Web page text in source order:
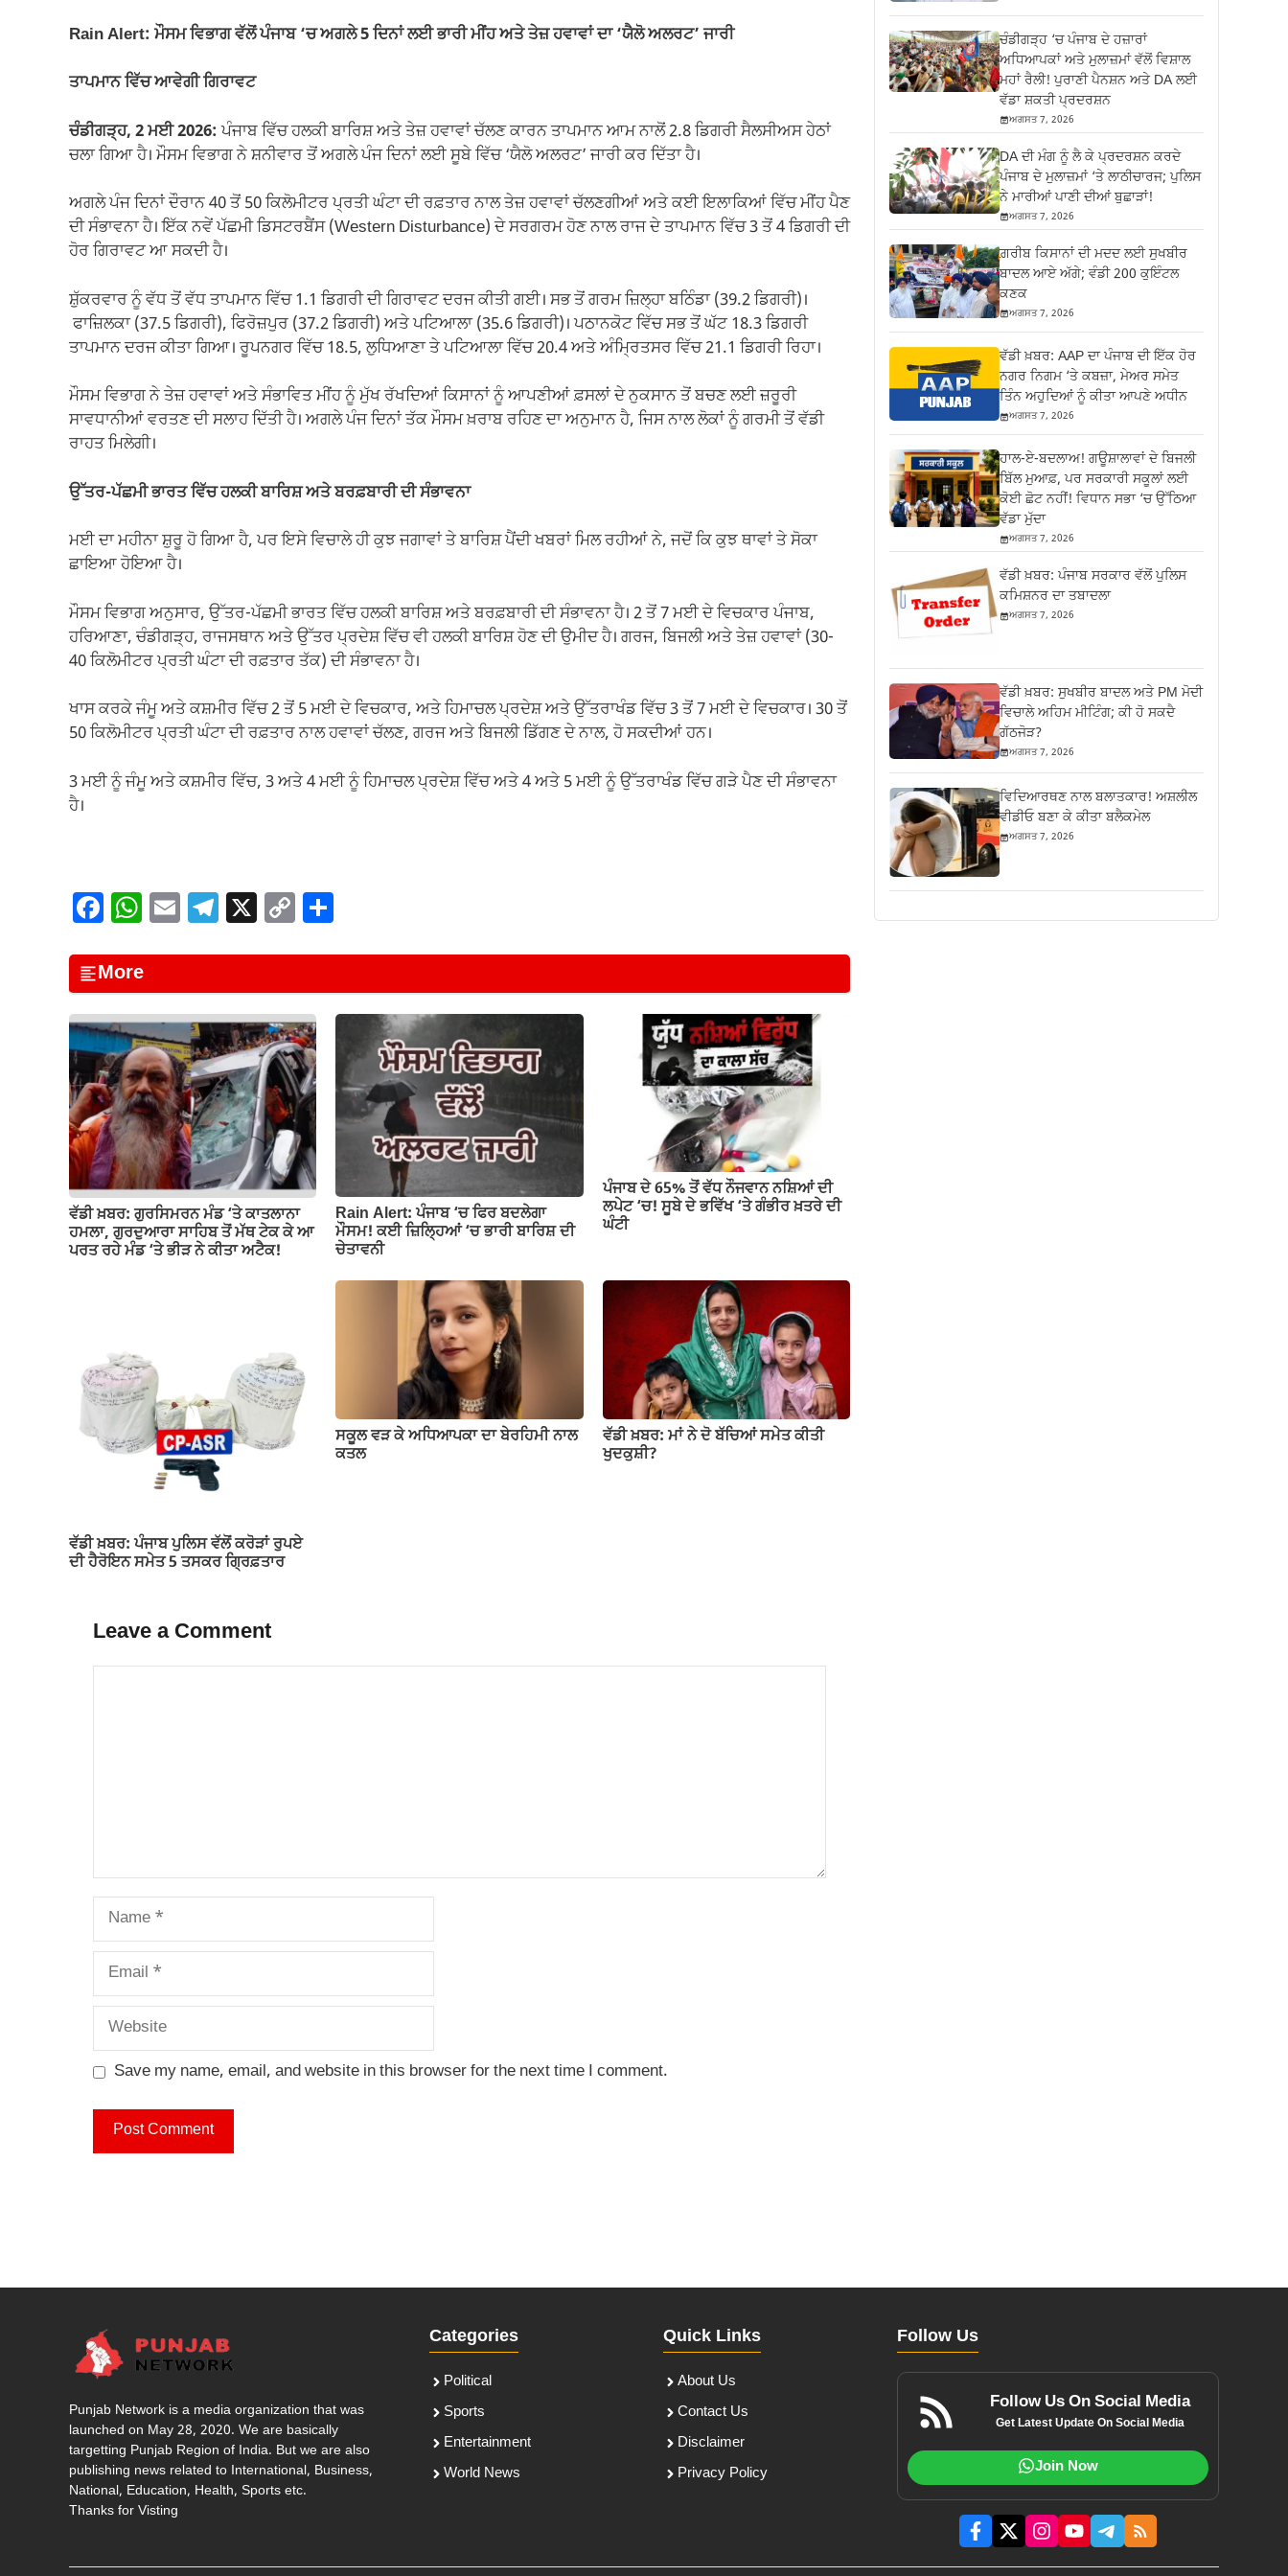
e
o
o
k
s
p
p
gr
m
y
k
e
Rain Alert: ਮੌਸਮ ਵਿਭਾਗ ਵੱਲੋਂ ਪੰਜਾਬ ‘ਚ ਅਗਲੇ 5 ਦਿਨਾਂ ਲਈ ਭਾਰੀ ਮੀਂਹ ਅਤੇ ਤੇਜ਼ ਹਵਾਵਾਂ ਦਾ ‘ਯੈਲੋ ਅਲਰਟ’ ਜਾਰੀ
ਤਾਪਮਾਨ ਵਿੱਚ ਆਵੇਗੀ ਗਿਰਾਵਟ
ਚੰਡੀਗੜ੍ਹ, 2 ਮਈ 2026:ਪੰਜਾਬ ਵਿੱਚ ਹਲਕੀ ਬਾਰਿਸ਼ ਅਤੇ ਤੇਜ਼ ਹਵਾਵਾਂ ਚੱਲਣ ਕਾਰਨ ਤਾਪਮਾਨ ਆਮ ਨਾਲੋਂ 2.8 ਡਿਗਰੀ ਸੈਲਸੀਅਸ ਹੇਠਾਂ
ਚਲਾ ਗਿਆ ਹੈ। ਮੌਸਮ ਵਿਭਾਗ ਨੇ ਸ਼ਨੀਵਾਰ ਤੋਂ ਅਗਲੇ ਪੰਜ ਦਿਨਾਂ ਲਈ ਸੂਬੇ ਵਿੱਚ ‘ਯੈਲੋ ਅਲਰਟ’ ਜਾਰੀ ਕਰ ਦਿੱਤਾ ਹੈ।
ਅਗਲੇ ਪੰਜ ਦਿਨਾਂ ਦੌਰਾਨ 40 ਤੋਂ 50 ਕਿਲੋਮੀਟਰ ਪ੍ਰਤੀ ਘੰਟਾ ਦੀ ਰਫ਼ਤਾਰ ਨਾਲ ਤੇਜ਼ ਹਵਾਵਾਂ ਚੱਲਣਗੀਆਂ ਅਤੇ ਕਈ ਇਲਾਕਿਆਂ ਵਿੱਚ ਮੀਂਹ ਪੈਣ
ਦੀ ਸੰਭਾਵਨਾ ਹੈ। ਇੱਕ ਨਵੇਂ ਪੱਛਮੀ ਡਿਸਟਰਬੈਂਸ (Western Disturbance) ਦੇ ਸਰਗਰਮ ਹੋਣ ਨਾਲ ਰਾਜ ਦੇ ਤਾਪਮਾਨ ਵਿੱਚ 3 ਤੋਂ 4 ਡਿਗਰੀ ਦੀ
ਹੋਰ ਗਿਰਾਵਟ ਆ ਸਕਦੀ ਹੈ।
ਸ਼ੁੱਕਰਵਾਰ ਨੂੰ ਵੱਧ ਤੋਂ ਵੱਧ ਤਾਪਮਾਨ ਵਿੱਚ 1.1 ਡਿਗਰੀ ਦੀ ਗਿਰਾਵਟ ਦਰਜ ਕੀਤੀ ਗਈ। ਸਭ ਤੋਂ ਗਰਮ ਜ਼ਿਲ੍ਹਾ ਬਠਿੰਡਾ (39.2 ਡਿਗਰੀ)।
ਫਾਜ਼ਿਲਕਾ (37.5 ਡਿਗਰੀ), ਫਿਰੋਜ਼ਪੁਰ (37.2 ਡਿਗਰੀ) ਅਤੇ ਪਟਿਆਲਾ (35.6 ਡਿਗਰੀ)। ਪਠਾਨਕੋਟ ਵਿੱਚ ਸਭ ਤੋਂ ਘੱਟ 18.3 ਡਿਗਰੀ
ਤਾਪਮਾਨ ਦਰਜ ਕੀਤਾ ਗਿਆ। ਰੂਪਨਗਰ ਵਿੱਚ 18.5, ਲੁਧਿਆਣਾ ਤੇ ਪਟਿਆਲਾ ਵਿੱਚ 20.4 ਅਤੇ ਅੰਮ੍ਰਿਤਸਰ ਵਿੱਚ 21.1 ਡਿਗਰੀ ਰਿਹਾ।
ਮੌਸਮ ਵਿਭਾਗ ਨੇ ਤੇਜ਼ ਹਵਾਵਾਂ ਅਤੇ ਸੰਭਾਵਿਤ ਮੀਂਹ ਨੂੰ ਮੁੱਖ ਰੱਖਦਿਆਂ ਕਿਸਾਨਾਂ ਨੂੰ ਆਪਣੀਆਂ ਫ਼ਸਲਾਂ ਦੇ ਨੁਕਸਾਨ ਤੋਂ ਬਚਣ ਲਈ ਜ਼ਰੂਰੀ
ਸਾਵਧਾਨੀਆਂ ਵਰਤਣ ਦੀ ਸਲਾਹ ਦਿੱਤੀ ਹੈ। ਅਗਲੇ ਪੰਜ ਦਿਨਾਂ ਤੱਕ ਮੌਸਮ ਖ਼ਰਾਬ ਰਹਿਣ ਦਾ ਅਨੁਮਾਨ ਹੈ, ਜਿਸ ਨਾਲ ਲੋਕਾਂ ਨੂੰ ਗਰਮੀ ਤੋਂ ਵੱਡੀ
ਰਾਹਤ ਮਿਲੇਗੀ।
ਉੱਤਰ-ਪੱਛਮੀ ਭਾਰਤ ਵਿੱਚ ਹਲਕੀ ਬਾਰਿਸ਼ ਅਤੇ ਬਰਫ਼ਬਾਰੀ ਦੀ ਸੰਭਾਵਨਾ
ਮਈ ਦਾ ਮਹੀਨਾ ਸ਼ੁਰੂ ਹੋ ਗਿਆ ਹੈ, ਪਰ ਇਸੇ ਵਿਚਾਲੇ ਹੀ ਕੁਝ ਜਗਾਵਾਂ ਤੇ ਬਾਰਿਸ਼ ਪੈਂਦੀ ਖਬਰਾਂ ਮਿਲ ਰਹੀਆਂ ਨੇ, ਜਦੋਂ ਕਿ ਕੁਝ ਥਾਵਾਂ ਤੇ ਸੋਕਾ
ਛਾਇਆ ਹੋਇਆ ਹੈ।
ਮੌਸਮ ਵਿਭਾਗ ਅਨੁਸਾਰ, ਉੱਤਰ-ਪੱਛਮੀ ਭਾਰਤ ਵਿੱਚ ਹਲਕੀ ਬਾਰਿਸ਼ ਅਤੇ ਬਰਫ਼ਬਾਰੀ ਦੀ ਸੰਭਾਵਨਾ ਹੈ। 2 ਤੋਂ 7 ਮਈ ਦੇ ਵਿਚਕਾਰ ਪੰਜਾਬ,
ਹਰਿਆਣਾ, ਚੰਡੀਗੜ੍ਹ, ਰਾਜਸਥਾਨ ਅਤੇ ਉੱਤਰ ਪ੍ਰਦੇਸ਼ ਵਿੱਚ ਵੀ ਹਲਕੀ ਬਾਰਿਸ਼ ਹੋਣ ਦੀ ਉਮੀਦ ਹੈ। ਗਰਜ, ਬਿਜਲੀ ਅਤੇ ਤੇਜ਼ ਹਵਾਵਾਂ (30-
40 ਕਿਲੋਮੀਟਰ ਪ੍ਰਤੀ ਘੰਟਾ ਦੀ ਰਫ਼ਤਾਰ ਤੱਕ) ਦੀ ਸੰਭਾਵਨਾ ਹੈ।
ਖਾਸ ਕਰਕੇ ਜੰਮੂ ਅਤੇ ਕਸ਼ਮੀਰ ਵਿੱਚ 2 ਤੋਂ 5 ਮਈ ਦੇ ਵਿਚਕਾਰ, ਅਤੇ ਹਿਮਾਚਲ ਪ੍ਰਦੇਸ਼ ਅਤੇ ਉੱਤਰਾਖੰਡ ਵਿੱਚ 3 ਤੋਂ 7 ਮਈ ਦੇ ਵਿਚਕਾਰ। 30 ਤੋਂ
50 ਕਿਲੋਮੀਟਰ ਪ੍ਰਤੀ ਘੰਟਾ ਦੀ ਰਫ਼ਤਾਰ ਨਾਲ ਹਵਾਵਾਂ ਚੱਲਣ, ਗਰਜ ਅਤੇ ਬਿਜਲੀ ਡਿੱਗਣ ਦੇ ਨਾਲ, ਹੋ ਸਕਦੀਆਂ ਹਨ।
3 ਮਈ ਨੂੰ ਜੰਮੂ ਅਤੇ ਕਸ਼ਮੀਰ ਵਿੱਚ, 3 ਅਤੇ 4 ਮਈ ਨੂੰ ਹਿਮਾਚਲ ਪ੍ਰਦੇਸ਼ ਵਿੱਚ ਅਤੇ 4 ਅਤੇ 5 ਮਈ ਨੂੰ ਉੱਤਰਾਖੰਡ ਵਿੱਚ ਗੜੇ ਪੈਣ ਦੀ ਸੰਭਾਵਨਾ
ਹੈ।
F
c
e
b
o
o
k
W
at
s
A
p
p
E
ail
T
e
gr
a
m
X C
p
y
Li
n
k
ar
e
More
ਵੱਡੀ ਖ਼ਬਰ: ਗੁਰਸਿਮਰਨ ਮੰਡ ‘ਤੇ ਕਾਤਲਾਨਾ
ਹਮਲਾ, ਗੁਰਦੁਆਰਾ ਸਾਹਿਬ ਤੋਂ ਮੱਥ ਟੇਕ ਕੇ ਆ
ਪਰਤ ਰਹੇ ਮੰਡ ‘ਤੇ ਭੀੜ ਨੇ ਕੀਤਾ ਅਟੈਕ!
Rain Alert: ਪੰਜਾਬ ‘ਚ ਫਿਰ ਬਦਲੇਗਾ
ਮੌਸਮ! ਕਈ ਜ਼ਿਲ੍ਹਿਆਂ ‘ਚ ਭਾਰੀ ਬਾਰਿਸ਼ ਦੀ
ਚੇਤਾਵਨੀ
ਪੰਜਾਬ ਦੇ 65% ਤੋਂ ਵੱਧ ਨੌਜਵਾਨ ਨਸ਼ਿਆਂ ਦੀ
ਲਪੇਟ ‘ਚ! ਸੂਬੇ ਦੇ ਭਵਿੱਖ ‘ਤੇ ਗੰਭੀਰ ਖ਼ਤਰੇ ਦੀ
ਘੰਟੀ
ਵੱਡੀ ਖ਼ਬਰ: ਪੰਜਾਬ ਪੁਲਿਸ ਵੱਲੋਂ ਕਰੋੜਾਂ ਰੁਪਏ
ਦੀ ਹੈਰੋਇਨ ਸਮੇਤ 5 ਤਸਕਰ ਗ੍ਰਿਫ਼ਤਾਰ
ਸਕੂਲ ਵੜ ਕੇ ਅਧਿਆਪਕਾ ਦਾ ਬੇਰਹਿਮੀ ਨਾਲ
ਕਤਲ
ਵੱਡੀ ਖ਼ਬਰ: ਮਾਂ ਨੇ ਦੋ ਬੱਚਿਆਂ ਸਮੇਤ ਕੀਤੀ
ਖੁਦਕੁਸ਼ੀ?
Leave a Comment
Name
Email
Website
Save my name, email, and website in this browser for the next time I comment.
ਚੰਡੀਗੜ੍ਹ ‘ਚ ਪੰਜਾਬ ਦੇ ਹਜ਼ਾਰਾਂ
ਅਧਿਆਪਕਾਂ ਅਤੇ ਮੁਲਾਜ਼ਮਾਂ ਵੱਲੋਂ ਵਿਸ਼ਾਲ
ਮਹਾਂ ਰੈਲੀ! ਪੁਰਾਣੀ ਪੈਨਸ਼ਨ ਅਤੇ DA ਲਈ
ਵੱਡਾ ਸ਼ਕਤੀ ਪ੍ਰਦਰਸ਼ਨ
ਅਗਸਤ 7, 2026
DA ਦੀ ਮੰਗ ਨੂੰ ਲੈ ਕੇ ਪ੍ਰਦਰਸ਼ਨ ਕਰਦੇ
ਪੰਜਾਬ ਦੇ ਮੁਲਾਜ਼ਮਾਂ ‘ਤੇ ਲਾਠੀਚਾਰਜ; ਪੁਲਿਸ
ਨੇ ਮਾਰੀਆਂ ਪਾਣੀ ਦੀਆਂ ਬੁਛਾੜਾਂ!
ਅਗਸਤ 7, 2026
ਗ਼ਰੀਬ ਕਿਸਾਨਾਂ ਦੀ ਮਦਦ ਲਈ ਸੁਖਬੀਰ
ਬਾਦਲ ਆਏ ਅੱਗੇ; ਵੰਡੀ 200 ਕੁਇੰਟਲ
ਕਣਕ
ਅਗਸਤ 7, 2026
ਵੱਡੀ ਖ਼ਬਰ: AAP ਦਾ ਪੰਜਾਬ ਦੀ ਇੱਕ ਹੋਰ
ਨਗਰ ਨਿਗਮ ‘ਤੇ ਕਬਜ਼ਾ, ਮੇਅਰ ਸਮੇਤ
ਤਿੰਨ ਅਹੁਦਿਆਂ ਨੂੰ ਕੀਤਾ ਆਪਣੇ ਅਧੀਨ
ਅਗਸਤ 7, 2026
ਹਾਲ-ਏ-ਬਦਲਾਅ! ਗਊਸ਼ਾਲਾਵਾਂ ਦੇ ਬਿਜਲੀ
ਬਿੱਲ ਮੁਆਫ਼, ਪਰ ਸਰਕਾਰੀ ਸਕੂਲਾਂ ਲਈ
ਕੋਈ ਛੋਟ ਨਹੀਂ! ਵਿਧਾਨ ਸਭਾ ‘ਚ ਉੱਠਿਆ
ਵੱਡਾ ਮੁੱਦਾ
ਅਗਸਤ 7, 2026
ਵੱਡੀ ਖ਼ਬਰ: ਪੰਜਾਬ ਸਰਕਾਰ ਵੱਲੋਂ ਪੁਲਿਸ
ਕਮਿਸ਼ਨਰ ਦਾ ਤਬਾਦਲਾ
ਅਗਸਤ 7, 2026
ਵੱਡੀ ਖ਼ਬਰ: ਸੁਖਬੀਰ ਬਾਦਲ ਅਤੇ PM ਮੋਦੀ
ਵਿਚਾਲੇ ਅਹਿਮ ਮੀਟਿੰਗ; ਕੀ ਹੋ ਸਕਦੈ
ਗੱਠਜੋੜ?
ਅਗਸਤ 7, 2026
ਵਿਦਿਆਰਥਣ ਨਾਲ ਬਲਾਤਕਾਰ! ਅਸ਼ਲੀਲ
ਵੀਡੀਓ ਬਣਾ ਕੇ ਕੀਤਾ ਬਲੈਕਮੇਲ
ਅਗਸਤ 7, 2026
Punjab Network is a media organization that was
launched on May 28, 2020. We are basically
targetting Punjab Region of India. But we are also
publishing news related to International, Business,
National, Education, Health, Sports etc.
Thanks for Visting
Categories
Political
Sports
Entertainment
World News
Quick Links
About Us
Contact Us
Disclaimer
Privacy Policy
Follow Us
Follow Us On Social Media
Get Latest Update On Social Media
Join Now